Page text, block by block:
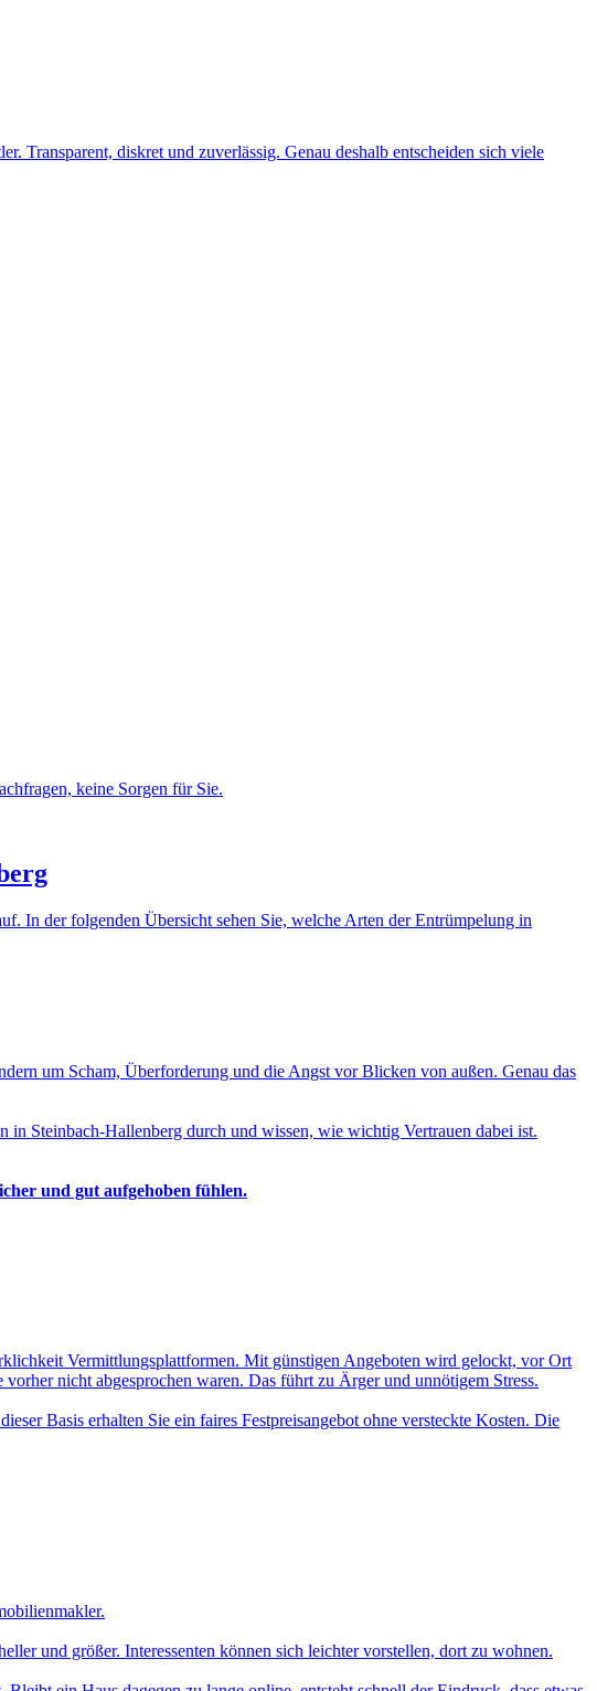
Transparent, diskret und zuverlässig. Genau deshalb entscheiden sich viele
keine Sorgen für Sie.
In der folgenden Übersicht sehen Sie, welche Arten der Entrümpelung in
um Scham, Überforderung und die Angst vor Blicken von außen. Genau das
Steinbach-Hallenberg durch und wissen, wie wichtig Vertrauen dabei ist.
und gut aufgehoben fühlen.
Vermittlungsplattformen. Mit günstigen Angeboten wird gelockt, vor Ort
nicht abgesprochen waren. Das führt zu Ärger und unnötigem Stress.
Basis erhalten Sie ein faires Festpreisangebot ohne versteckte Kosten. Die
und größer. Interessenten können sich leichter vorstellen, dort zu wohnen.